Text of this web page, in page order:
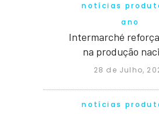
notícias
ano
Intermarché
na produção
28 de Julho,
notícias